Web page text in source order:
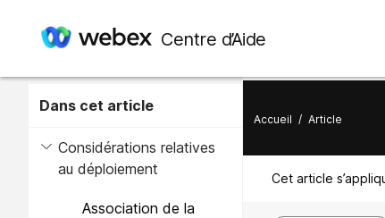
Centre d’Aide
Dans cet article
Considérations relatives
au déploiement
Association de la
Accueil / Article
Cet article